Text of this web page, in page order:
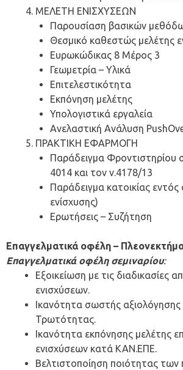
ΜΕΛΕΤΗ ΕΝΙΣΧΥΣΕΩΝ
Παρουσίαση βασικών
Θεσμικό καθεστώς μελέτης
Ευρωκώδικας 8 Μέρος 3
Γεωμετρία – Υλικά
Επιτελεστικότητα
Εκπόνηση μελέτης
Υπολογιστικά εργαλεία
Ανελαστική Ανάλυση
ΠΡΑΚΤΙΚΗ ΕΦΑΡΜΟΓΗ
Παράδειγμα Φροντιστηρίου
4014 και τον ν.4178/13
Παράδειγμα κατοικίας
ενίσχυσης)
Ερωτήσεις – Συζήτηση
Επαγγελματικά οφέλη –
Επαγγελματικά οφέλη σεμιναρίου:
Εξοικείωση με τις διαδικασίες
ενισχύσεων.
Ικανότητα σωστής αξιολόγησης
Τρωτότητας.
Ικανότητα εκπόνησης μελέτης
ενισχύσεων κατά ΚΑΝ.ΕΠΕ.
Βελτιστοποίηση ποιότητας